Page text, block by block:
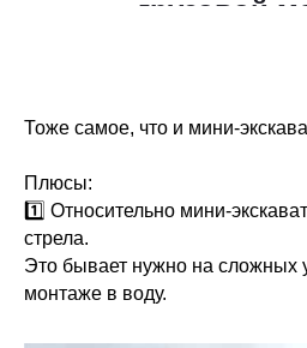
грузовой
Тоже самое, что и мини-
Плюсы:
1️⃣ Относительно мини-
стрела.
Это бывает нужно на сложных
монтаже в воду.